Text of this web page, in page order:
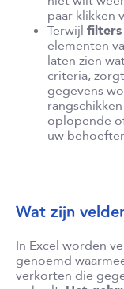
paar klikken
Terwijl filters
elementen
laten zien
criteria,
gegevens
oplopende
uw
Wat zijn
In Excel worden
genoemd
verkorten die